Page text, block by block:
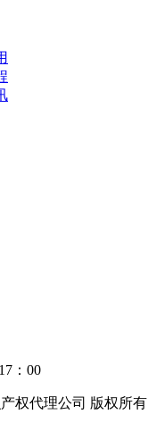
：00
权代理公司 版权所有